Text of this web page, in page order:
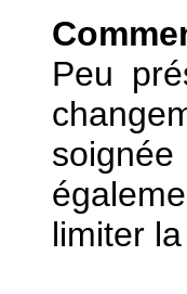
Peu
limiter